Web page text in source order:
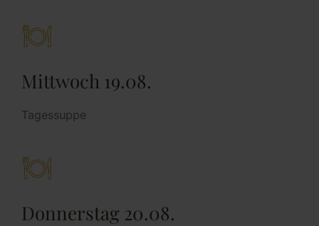
Mittwoch 19.08.
Tagessuppe
Donnerstag 20.08.